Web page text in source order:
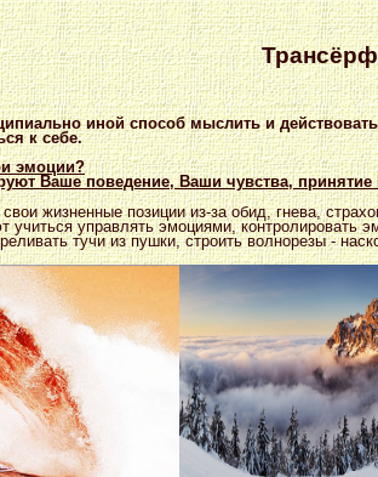
иной способ мыслить и
к себе.
эмоции?
Ваше поведение, Ваши чувства,
жизненные позиции из-за обид, гнева,
учиться управлять эмоциями, контролировать
тучи из пушки, строить волнорезы -